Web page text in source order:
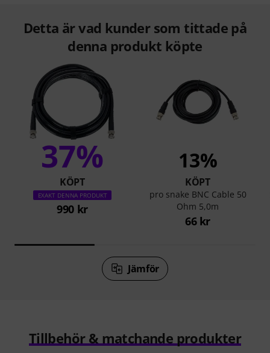
Detta är vad kunder som tittade på
denna produkt köpte
37%
KÖPT
EXAKT DENNA PRODUKT
990 kr
13%
KÖPT
pro snake BNC Cable 50
Ohm 5,0m
66 kr
Jämför
Tillbehör & matchande produkter